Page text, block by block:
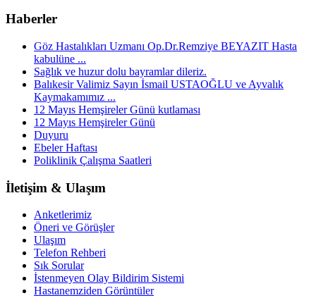
Haberler
Göz Hastalıkları Uzmanı Op.Dr.Remziye BEYAZIT Hasta
kabulüne ...
Sağlık ve huzur dolu bayramlar dileriz.
Balıkesir Valimiz Sayın İsmail USTAOĞLU ve Ayvalık
Kaymakamımız ...
12 Mayıs Hemşireler Günü kutlaması
12 Mayıs Hemşireler Günü
Duyuru
Ebeler Haftası
Poliklinik Çalışma Saatleri
İletişim & Ulaşım
Anketlerimiz
Öneri ve Görüşler
Ulaşım
Telefon Rehberi
Sık Sorular
İstenmeyen Olay Bildirim Sistemi
Hastanemziden Görüntüler